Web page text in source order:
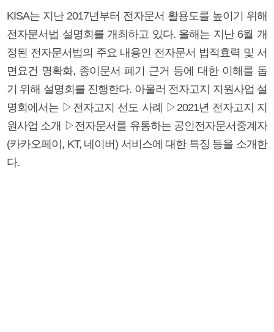
KISA는 지난 2017년부터 전자문서 활용도를 높이기 위해
전자문서법 설명회를 개최하고 있다. 올해는 지난 6월 개
정된 전자문서법의 주요 내용인 전자문서 법적효력 및 서
면요건 명확화, 종이문서 폐기 근거 등에 대한 이해를 돕
기 위해 설명회를 진행한다. 아울러 전자고지 지원사업 설
명회에서는 ▷전자고지 선도 사례 ▷2021년 전자고지 지
원사업 소개 ▷전자문서를 유통하는 공인전자문서중계자
(카카오페이, KT, 네이버) 서비스에 대한 특징 등을 소개한
다.